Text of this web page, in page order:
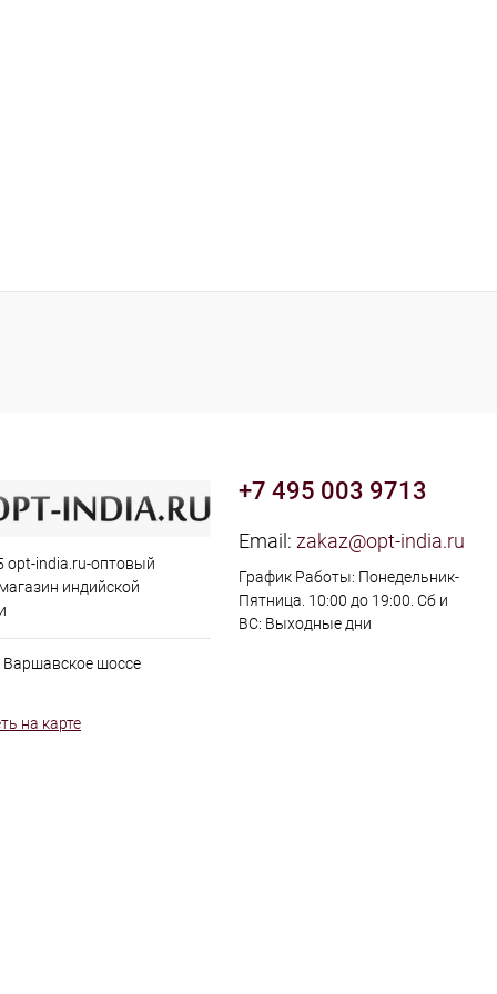
opt-india.ru-оптовый
индийской
Варшавское шоссе
на карте
+7 495 003 9713
Email: zakaz@opt-india.ru
График Работы: Понедельник-
Пятница. 10:00 до 19:00. Сб и
ВС: Выходные дни